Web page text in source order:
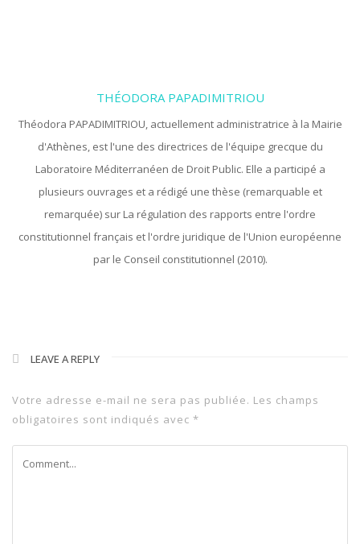
THÉODORA PAPADIMITRIOU
Théodora PAPADIMITRIOU, actuellement administratrice à la Mairie
d'Athènes, est l'une des directrices de l'équipe grecque du
Laboratoire Méditerranéen de Droit Public. Elle a participé a
plusieurs ouvrages et a rédigé une thèse (remarquable et
remarquée) sur La régulation des rapports entre l'ordre
constitutionnel français et l'ordre juridique de l'Union européenne
par le Conseil constitutionnel (2010).
LEAVE A REPLY
Votre adresse e-mail ne sera pas publiée. Les champs
obligatoires sont indiqués avec *